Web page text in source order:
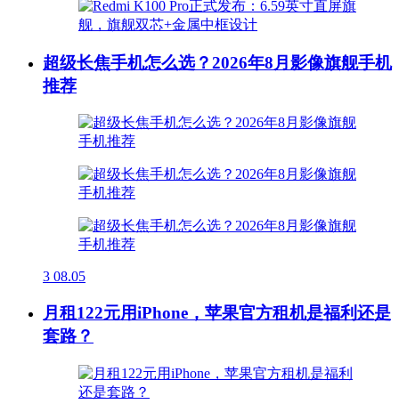
超级长焦手机怎么选？2026年8月影像旗舰手机
推荐
3 08.05
月租122元用iPhone，苹果官方租机是福利还是
套路？